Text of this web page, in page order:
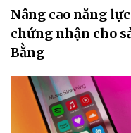
Nâng cao năng
chứng nhận cho
Bằng